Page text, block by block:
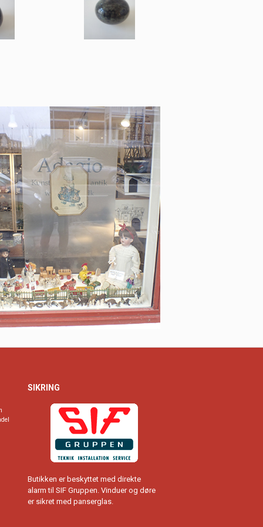
SIKRING
Butikken er beskyttet med direkte
alarm til SIF Gruppen. Vinduer og døre
er sikret med panserglas.